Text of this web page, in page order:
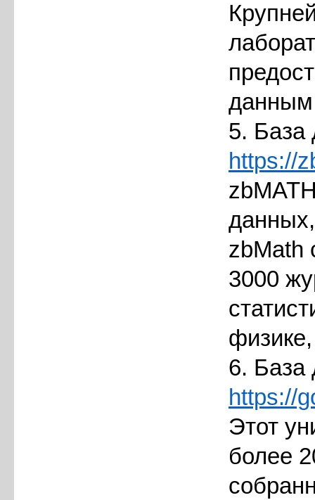
5. База
https://
zbMath
3000
6. База
https://
Этот
более